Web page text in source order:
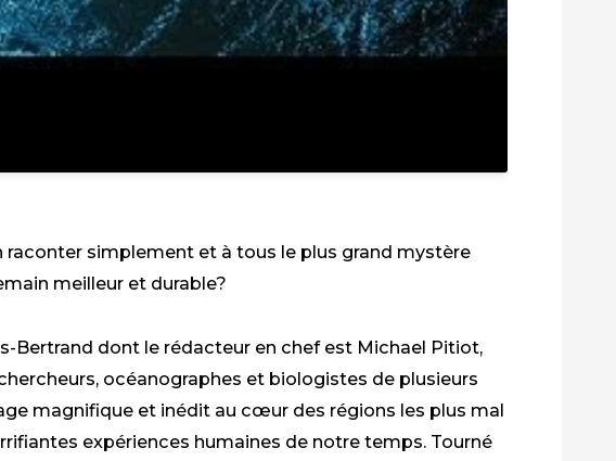
raconter simplement et à tous le plus grand mystère
meilleur et durable?
Bertrand dont le rédacteur en chef est Michael Pitiot,
océanographes et biologistes de plusieurs
magnifique et inédit au cœur des régions les plus mal
expériences humaines de notre temps. Tourné